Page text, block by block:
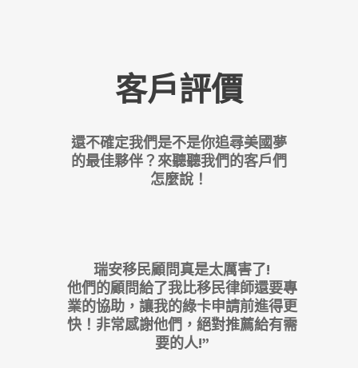
客戶評價
還不確定我們是不是你追尋美國夢
的最佳夥伴？來聽聽我們的客戶們
怎麼說！
瑞安移民顧問真是太厲害了!
他們的顧問給了我比移民律師還要專
業的協助，讓我的綠卡申請前進得更
快！非常感謝他們，絕對推薦給有需
要的人!”